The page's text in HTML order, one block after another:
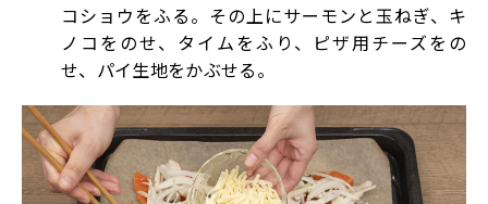
コショウをふる。その上にサーモンと玉ねぎ、キ
ノコをのせ、タイムをふり、ピザ用チーズをの
せ、パイ生地をかぶせる。